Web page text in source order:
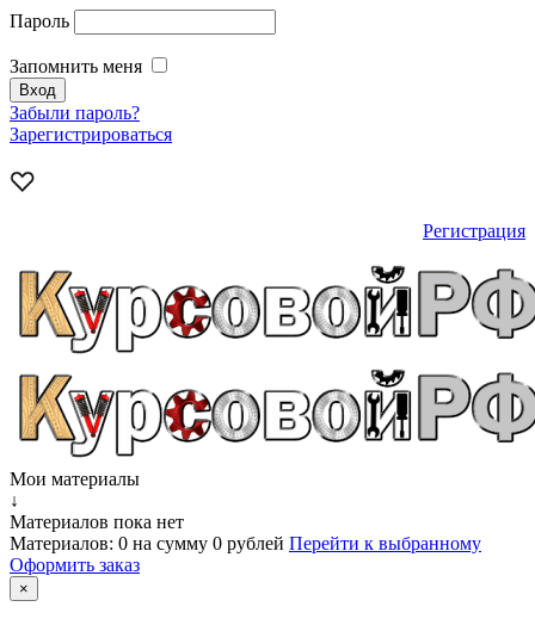
Пароль
Запомнить меня
Забыли пароль?
Зарегистрироваться
Регистрация
Мои материалы
↓
Материалов пока нет
Материалов: 0 на сумму 0 рублей Перейти к выбранному
Оформить заказ
×